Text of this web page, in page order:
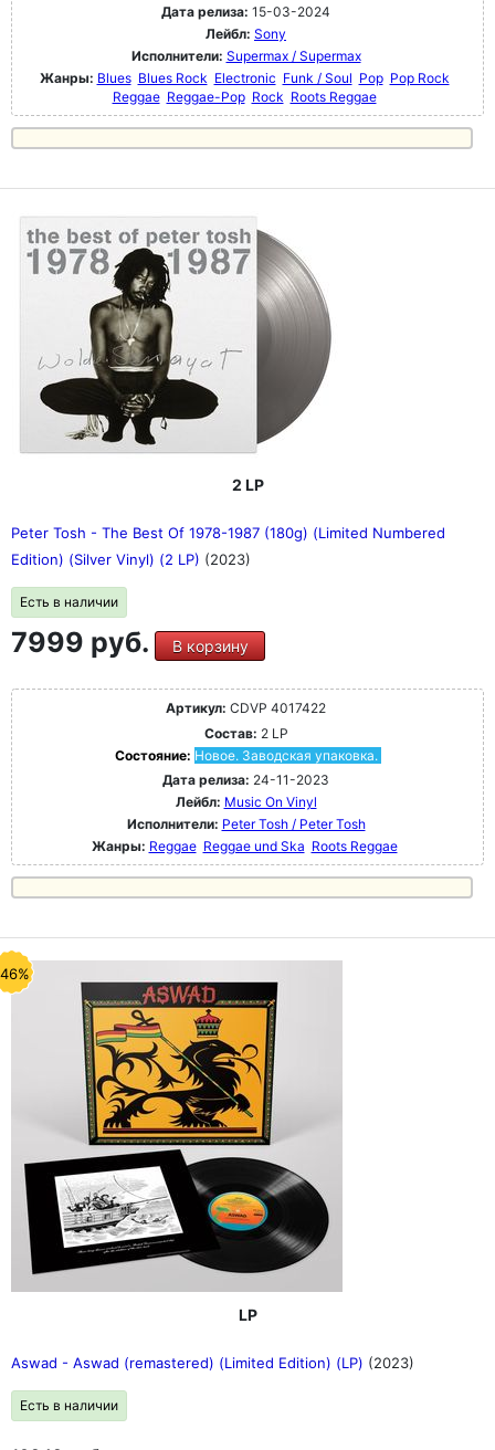
Дата релиза: 15-03-2024
Лейбл: Sony
Исполнители: Supermax / Supermax
Жанры: Blues Blues Rock Electronic Funk / Soul Pop Pop Rock
Reggae Reggae-Pop Rock Roots Reggae
2 LP
Peter Tosh - The Best Of 1978-1987 (180g) (Limited Numbered
Edition) (Silver Vinyl) (2 LP) (2023)
Есть в наличии
7999 руб. В корзину
Артикул: CDVP 4017422
Состав: 2 LP
Состояние: Новое. Заводская упаковка.
Дата релиза: 24-11-2023
Лейбл: Music On Vinyl
Исполнители: Peter Tosh / Peter Tosh
Жанры: Reggae Reggae und Ska Roots Reggae
LP
Aswad - Aswad (remastered) (Limited Edition) (LP) (2023)
Есть в наличии